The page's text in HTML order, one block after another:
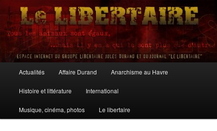
Aller
contenu
principal
Aller
contenu
secondaire
Le Libertaire
principal
Actualités Affaire Durand Anarchisme au Havre
Histoire et littérature International
Musique, cinéma, photos Le libertaire